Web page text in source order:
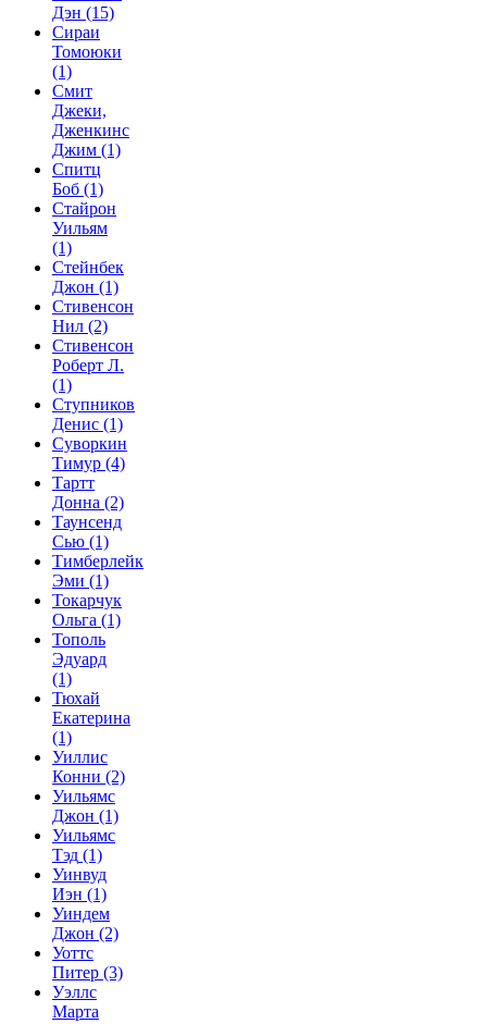
Дэн (15)
Сираи
Томоюки
(1)
Смит
Джеки,
Дженкинс
Джим (1)
Спитц
Боб (1)
Стайрон
Уильям
(1)
Стейнбек
Джон (1)
Стивенсон
Нил (2)
Стивенсон
Роберт Л.
(1)
Ступников
Денис (1)
Суворкин
Тимур (4)
Тартт
Донна (2)
Таунсенд
Сью (1)
Тимберлейк
Эми (1)
Токарчук
Ольга (1)
Тополь
Эдуард
(1)
Тюхай
Екатерина
(1)
Уиллис
Конни (2)
Уильямс
Джон (1)
Уильямс
Тэд (1)
Уинвуд
Иэн (1)
Уиндем
Джон (2)
Уоттс
Питер (3)
Уэллс
Марта